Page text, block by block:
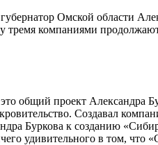
Омской области
компаниями
общий проект Александра
Создавал
Буркова к созданию
удивительного в том, что